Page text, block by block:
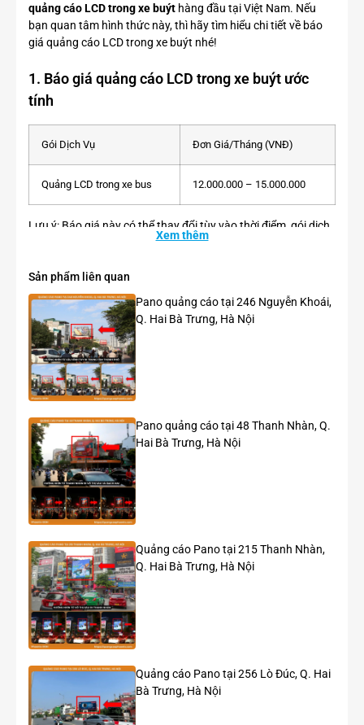
quảng cáo LCD trong xe buýt hàng đầu tại Việt Nam. Nếu
bạn quan tâm hình thức này, thì hãy tìm hiểu chi tiết về báo
giá quảng cáo LCD trong xe buýt nhé!
1. Báo giá quảng cáo LCD trong xe buýt ước
tính
Gói Dịch Vụ Đơn Giá/Tháng (VNĐ)
Quảng LCD trong xe bus 12.000.000 – 15.000.000
Lưu ý: Báo giá này có thể thay đổi tùy vào thời điểm, gói dịch
vụ, hay nhu cầu. Để cập nhậtbáo quảng cáo xe bus
Một số chiến dịch quảng cáo LCD trong xe buýt
Xem thêm
Sản phẩm liên quan
Pano quảng cáo tại 246 Nguyễn Khoái,
Q. Hai Bà Trưng, Hà Nội
Pano quảng cáo tại 48 Thanh Nhàn, Q.
Hai Bà Trưng, Hà Nội
Quảng cáo Pano tại 215 Thanh Nhàn,
Q. Hai Bà Trưng, Hà Nội
Quảng cáo Pano tại 256 Lò Đúc, Q. Hai
Bà Trưng, Hà Nội